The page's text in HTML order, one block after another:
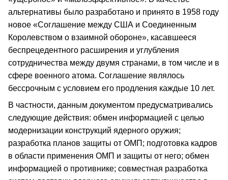
альтернативы было разработано и принято в 1958 году
новое «Соглашение между США и Соединенным
Королевством о взаимной обороне», касавшееся
беспрецедентного расширения и углубления
сотрудничества между двумя странами, в том числе и в
сфере военного атома. Соглашение являлось
бессрочным с условием его продления каждые 10 лет.
В частности, данным документом предусматривались
следующие действия: обмен информацией с целью
модернизации конструкций ядерного оружия;
разработка планов защиты от ОМП; подготовка кадров
в области применения ОМП и защиты от него; обмен
информацией о противнике; совместная разработка